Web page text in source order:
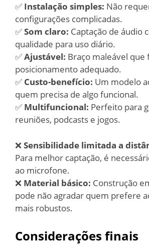
✅ Instalação simples: Não
configurações complicadas.
✅Som claro: Captação de áudio
qualidade para uso diário.
✅Ajustável: Braço maleável que
posicionamento adequado.
✅ Custo-benefício: Um modelo
quem precisa de algo funcional.
✅ Multifuncional: Perfeito para
reuniões, podcasts e jogos.
❌Sensibilidade limitada a
Para melhor captação, é
ao microfone.
❌ Material básico: Construção
pode não agradar quem prefere
mais robustos.
Considerações finais